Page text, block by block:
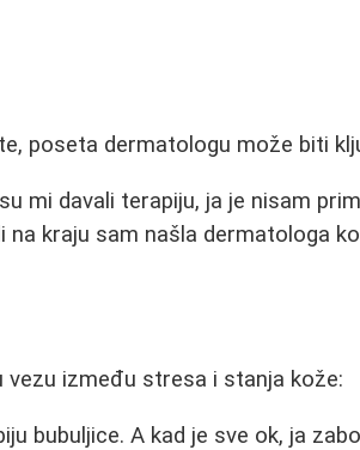
poseta dermatologu može biti
mi davali terapiju, ja je nisam
kraju sam našla dermatologa
između stresa i stanja kože:
bubuljice. A kad je sve ok, ja